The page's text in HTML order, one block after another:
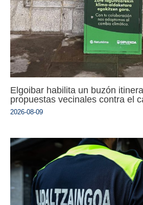
Elgoibar habilita un buzón
propuestas vecinales contra el
2026-08-09